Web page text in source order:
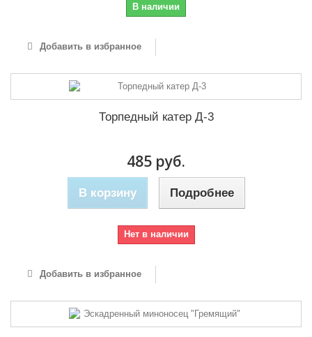
В наличии
Добавить в избранное
Торпедный катер Д-3
485 руб.
В корзину Подробнее
Нет в наличии
Добавить в избранное